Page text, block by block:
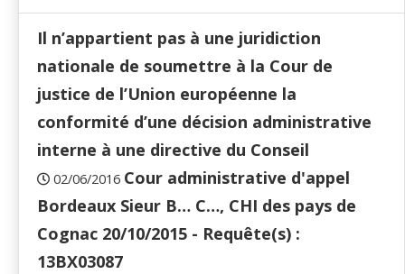
Il n’appartient pas à une juridiction
nationale de soumettre à la Cour de
justice de l’Union européenne la
conformité d’une décision administrative
interne à une directive du Conseil
02/06/2016 Cour administrative d'appel
Bordeaux Sieur B… C…, CHI des pays de
Cognac 20/10/2015 - Requête(s) :
13BX03087